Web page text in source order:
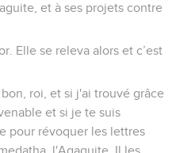
et à ses projets contre
Elle se releva alors et c’est
roi, et si j'ai trouvé grâce
et si je te suis
pour révoquer les lettres
l'Agaguite. Il les